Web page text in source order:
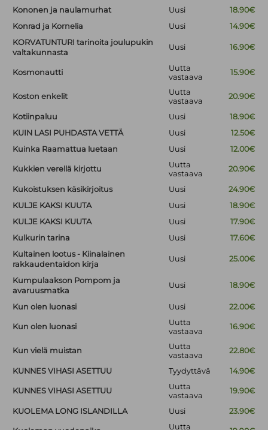
Kononen ja naulamurhat Uusi
18.90€
Konrad ja Kornelia
Uusi
14.90€
KORVATUNTURI tarinoita joulupukin
valtakunnasta
Uusi 16.90€
Kosmonautti
Uutta
vastaava
15.90€
Koston enkelit
Uutta
vastaava
20.90€
Kotiinpaluu Uusi
18.90€
KUIN LASI PUHDASTA VETTÄ
Uusi
12.50€
Kuinka Raamattua luetaan
Uusi 12.00€
Kukkien verellä kirjottu
Uutta
vastaava
20.90€
Kukoistuksen käsikirjoitus Uusi
24.90€
KULJE KAKSI KUUTA
Uusi
18.90€
KULJE KAKSI KUUTA
Uusi
17.90€
Kulkurin tarina
Uusi
17.60€
Kultainen lootus - Kiinalainen
rakkaudentaidon kirja
Uusi 25.00€
Kumpulaakson Pompom ja
avaruusmatka
Uusi 18.90€
Kun olen luonasi Uusi 22.00€
Kun olen luonasi
Uutta
vastaava
16.90€
Kun vielä muistan
Uutta
vastaava
22.80€
KUNNES VIHASI ASETTUU Tyydyttävä 14.90€
KUNNES VIHASI ASETTUU
Uutta
vastaava
19.90€
KUOLEMA LONG ISLANDILLA Uusi 23.90€
Uutta